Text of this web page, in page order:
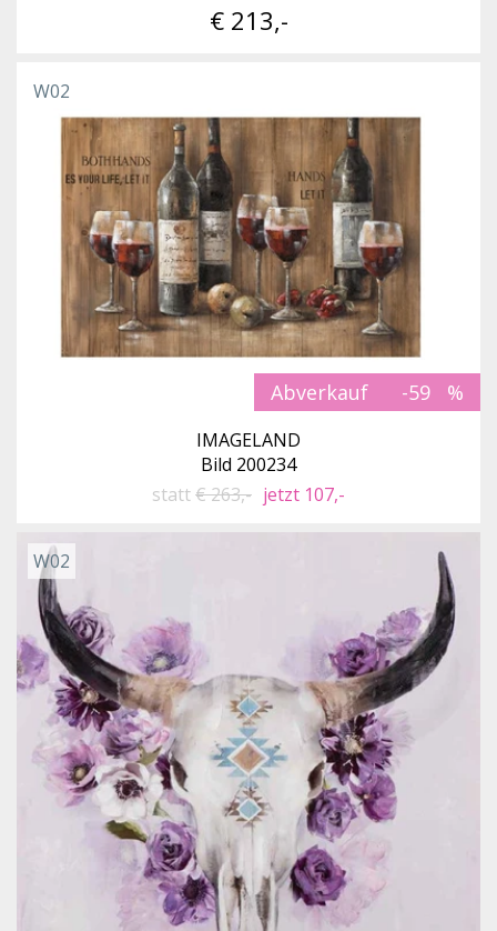
€ 213,-
Abverkauf -59
W02
IMAGELAND
Bild 200234
statt€ 263,- jetzt 107,-
W02